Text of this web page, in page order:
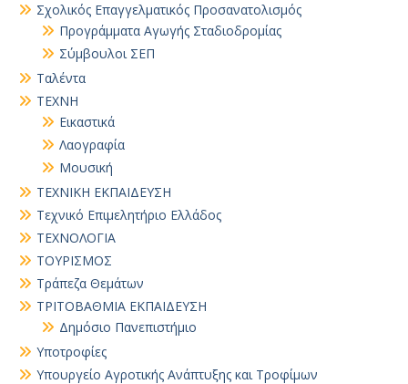
Σχολικός Επαγγελματικός Προσανατολισμός
Προγράμματα Αγωγής Σταδιοδρομίας
Σύμβουλοι ΣΕΠ
Ταλέντα
ΤΕΧΝΗ
Εικαστικά
Λαογραφία
Μουσική
ΤΕΧΝΙΚΗ ΕΚΠΑΙΔΕΥΣΗ
Τεχνικό Επιμελητήριο Ελλάδος
ΤΕΧΝΟΛΟΓΙΑ
ΤΟΥΡΙΣΜΟΣ
Τράπεζα Θεμάτων
ΤΡΙΤΟΒΑΘΜΙΑ ΕΚΠΑΙΔΕΥΣΗ
Δημόσιο Πανεπιστήμιο
Υποτροφίες
Υπουργείο Αγροτικής Ανάπτυξης και Τροφίμων